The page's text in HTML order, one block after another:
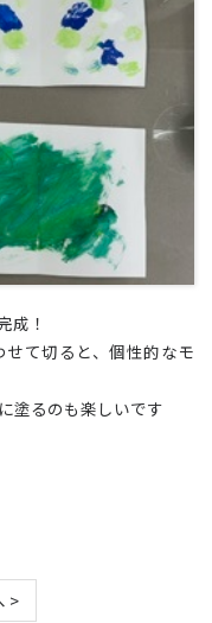
成！
て切ると、個性的なモ
塗るのも楽しいです✨
>